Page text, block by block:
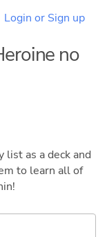
Login or Sign up
no
list as a deck and
to learn all of